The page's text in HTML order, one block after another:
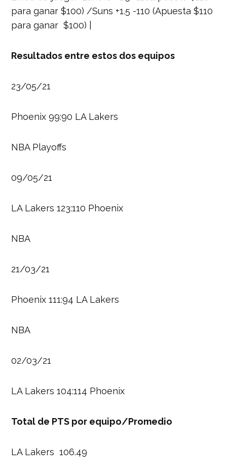
para ganar $100) /Suns +1.5 -110 (Apuesta $110
para ganar $100) |
Resultados entre estos dos equipos
23/05/21
Phoenix 99:90 LA Lakers
NBA Playoffs
09/05/21
LA Lakers 123:110 Phoenix
NBA
21/03/21
Phoenix 111:94 LA Lakers
NBA
02/03/21
LA Lakers 104:114 Phoenix
Total de PTS por equipo/Promedio
LA Lakers 106.49